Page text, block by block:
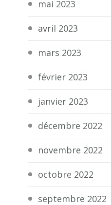
mai 2023
avril 2023
mars 2023
février 2023
janvier 2023
décembre 2022
novembre 2022
octobre 2022
septembre 2022